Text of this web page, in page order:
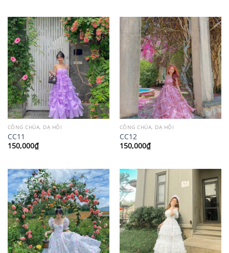
CÔNG CHÚA, DẠ HỘI
CC11
150,000₫
CÔNG CHÚA, DẠ HỘI
CC12
150,000₫